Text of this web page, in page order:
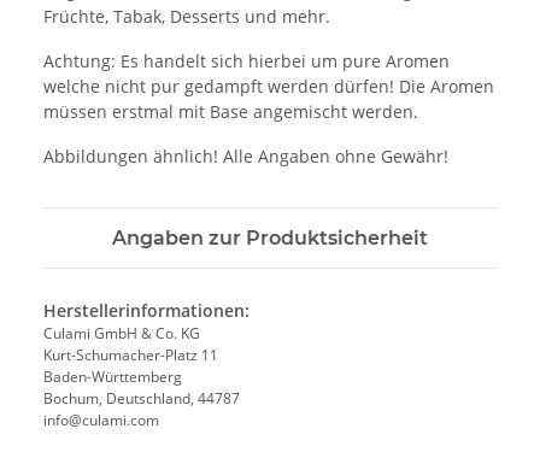
Früchte, Tabak, Desserts und mehr.
Achtung: Es handelt sich hierbei um pure Aromen
welche nicht pur gedampft werden dürfen! Die Aromen
müssen erstmal mit Base angemischt werden.
Abbildungen ähnlich! Alle Angaben ohne Gewähr!
Angaben zur Produktsicherheit
Herstellerinformationen:
Culami GmbH & Co. KG
Kurt-Schumacher-Platz 11
Baden-Württemberg
Bochum, Deutschland, 44787
info@culami.com